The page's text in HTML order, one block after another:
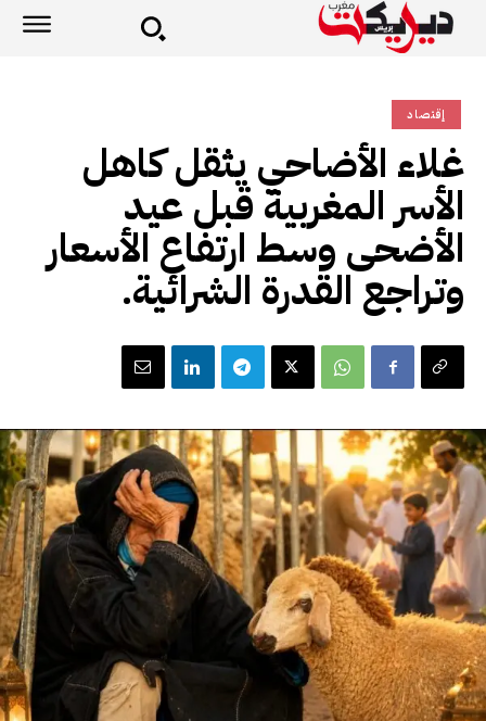
إقتصاد
غلاء الأضاحي يثقل كاهل
الأسر المغربية قبل عيد
الأضحى وسط ارتفاع الأسعار
وتراجع القدرة الشرائية.